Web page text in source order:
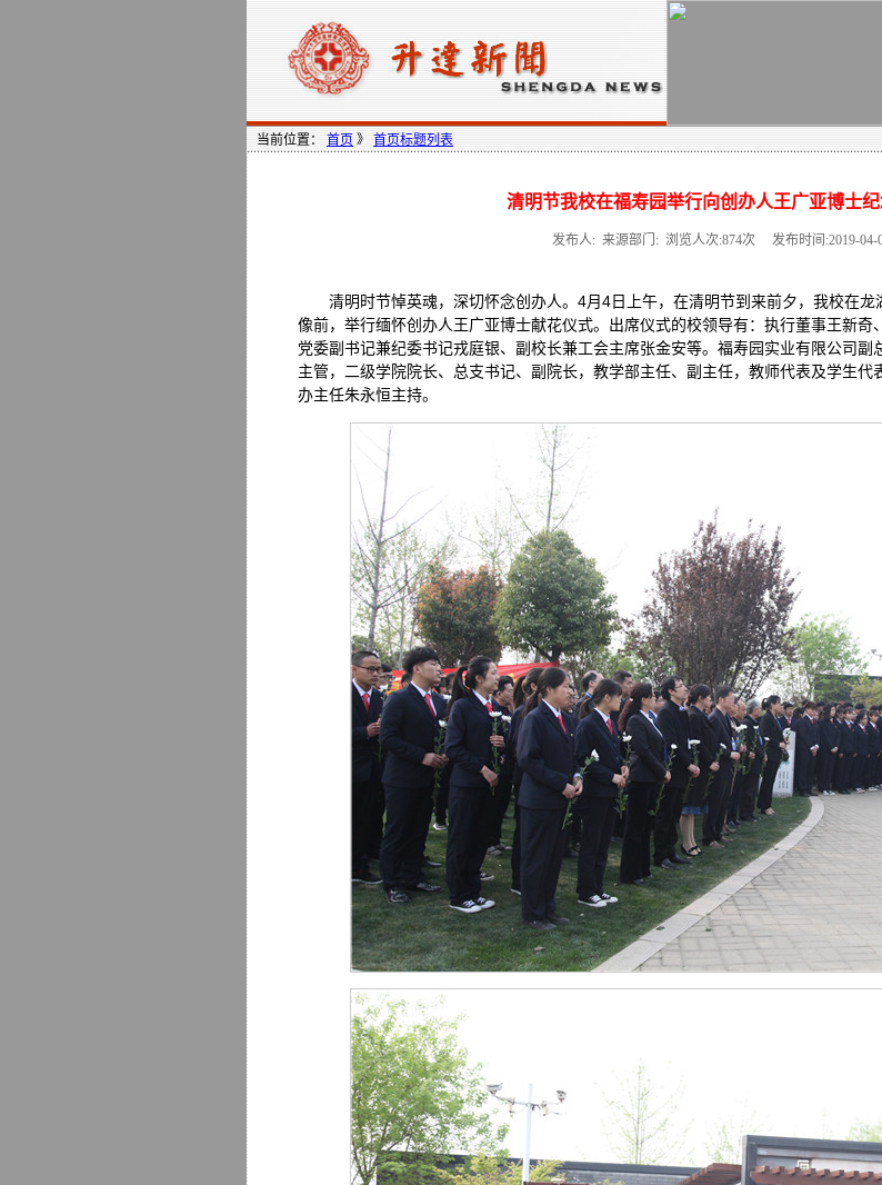
当前位置： 首页 》 首页标题列表
清明节我校在福寿园举行向创办人王广亚博士
发布人: 来源部门: 浏览人次:874次 发布时间:2019-04-
清明时节悼英魂，深切怀念创办人。4月4日上午，在清明节到来前夕，我校在
像前，举行缅怀创办人王广亚博士献花仪式。出席仪式的校领导有：执行董事王新
党委副书记兼纪委书记戎庭银、副校长兼工会主席张金安等。福寿园实业有限公司副
主管，二级学院院长、总支书记、副院长，教学部主任、副主任，教师代表及学生
办主任朱永恒主持。